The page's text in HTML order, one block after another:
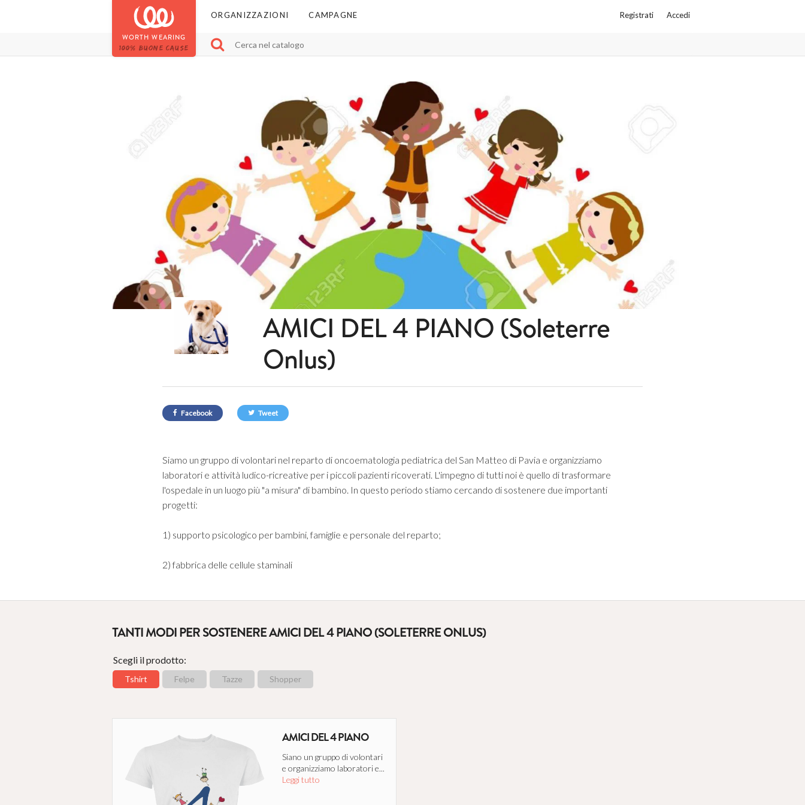
WORTH WEARING
100% BUONE CAUSE
Registrati Accedi
ORGANIZZAZIONI CAMPAGNE
AMICI DEL 4 PIANO (Soleterre
Onlus)
Facebook Tweet
Siamo un gruppo di volontari nel reparto di oncoematologia pediatrica del San Matteo di Pavia e organizziamo
laboratori e attività ludico-ricreative per i piccoli pazienti ricoverati. L'impegno di tutti noi è quello di trasformare
l'ospedale in un luogo più "a misura" di bambino. In questo periodo stiamo cercando di sostenere due importanti
progetti:
1) supporto psicologico per bambini, famiglie e personale del reparto;
2) fabbrica delle cellule staminali
TANTI MODI PER SOSTENERE AMICI DEL 4 PIANO (SOLETERRE ONLUS)
Scegli il prodotto:
Tshirt Felpe Tazze Shopper
AMICI DEL 4 PIANO
Siano un gruppo di volontari
e organizziamo laboratori e...
Leggi tutto